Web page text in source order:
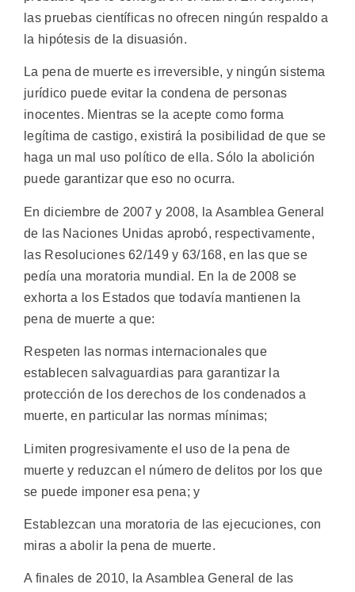
las pruebas científicas no ofrecen ningún respaldo a
la hipótesis de la disuasión.
La pena de muerte es irreversible, y ningún sistema
jurídico puede evitar la condena de personas
inocentes. Mientras se la acepte como forma
legítima de castigo, existirá la posibilidad de que se
haga un mal uso político de ella. Sólo la abolición
puede garantizar que eso no ocurra.
En diciembre de 2007 y 2008, la Asamblea General
de las Naciones Unidas aprobó, respectivamente,
las Resoluciones 62/149 y 63/168, en las que se
pedía una moratoria mundial. En la de 2008 se
exhorta a los Estados que todavía mantienen la
pena de muerte a que:
Respeten las normas internacionales que
establecen salvaguardias para garantizar la
protección de los derechos de los condenados a
muerte, en particular las normas mínimas;
Limiten progresivamente el uso de la pena de
muerte y reduzcan el número de delitos por los que
se puede imponer esa pena; y
Establezcan una moratoria de las ejecuciones, con
miras a abolir la pena de muerte.
A finales de 2010, la Asamblea General de las